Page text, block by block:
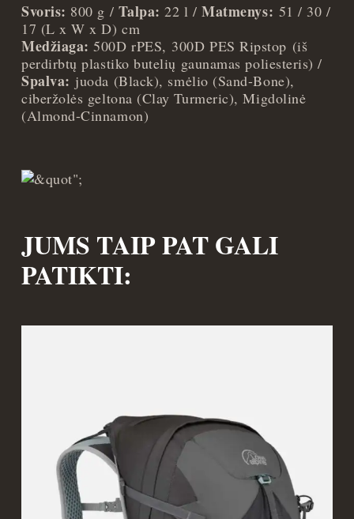
Svoris: 800 g / Talpa:22 l /Matmenys: 51 / 30 /
17 (L x W x D) cm
Medžiaga:500D rPES, 300D PES Ripstop (iš
perdirbtų plastiko butelių gaunamas poliesteris) /
Spalva: juoda (Black), smėlio (Sand-Bone),
ciberžolės geltona (Clay Turmeric), Migdolinė
(Almond-Cinnamon)
JUMS TAIP PAT GALI
PATIKTI: